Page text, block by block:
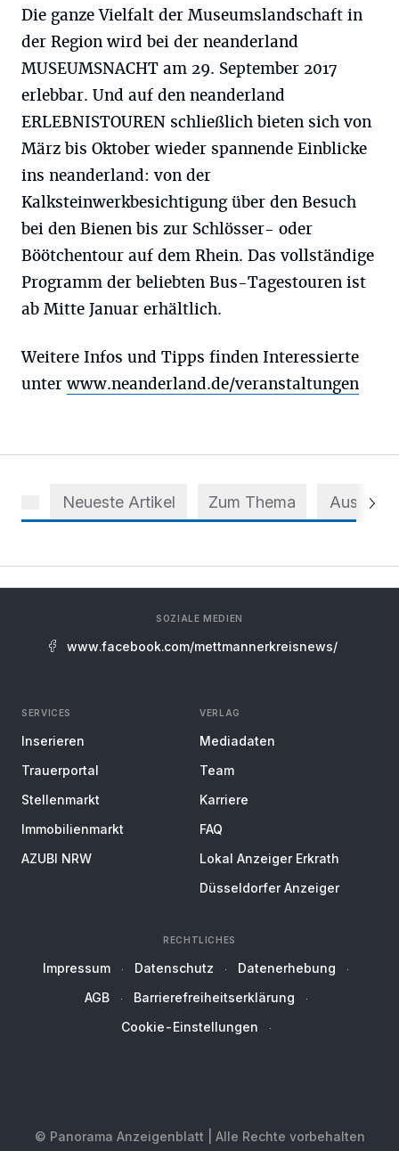
Die ganze Vielfalt der Museumslandschaft in
der Region wird bei der neanderland
MUSEUMSNACHT am 29. September 2017
erlebbar. Und auf den neanderland
ERLEBNISTOUREN schließlich bieten sich von
März bis Oktober wieder spannende Einblicke
ins neanderland: von der
Kalksteinwerkbesichtigung über den Besuch
bei den Bienen bis zur Schlösser- oder
Böötchentour auf dem Rhein. Das vollständige
Programm der beliebten Bus-Tagestouren ist
ab Mitte Januar erhältlich.
Weitere Infos und Tipps finden Interessierte
unterwww.neanderland.de/veranstaltungen
Neueste Artikel Zum Thema Aus dem
SOZIALE MEDIEN
www.facebook.com/mettmannerkreisnews/
SERVICES
Inserieren
Trauerportal
Stellenmarkt
Immobilienmarkt
AZUBI NRW
VERLAG
Mediadaten
Team
Karriere
FAQ
Lokal Anzeiger Erkrath
Düsseldorfer Anzeiger
RECHTLICHES
Impressum Datenschutz
Datenerhebung
AGB
Barrierefreiheitserklärung
Cookie-Einstellungen
© Panorama Anzeigenblatt | Alle Rechte vorbehalten